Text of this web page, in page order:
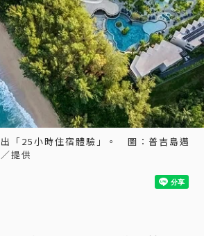
「25小時住宿體驗」。 圖：普吉島邁
提供